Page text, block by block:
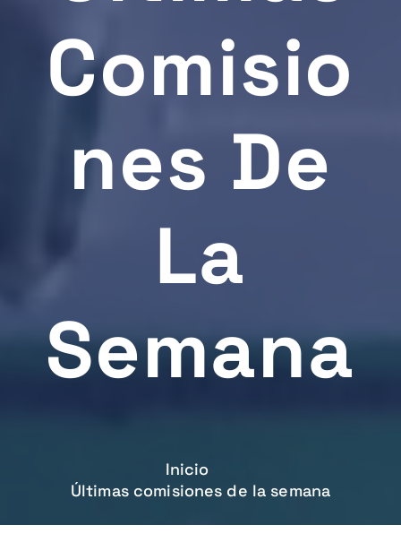
Comisio
Nes De
La
Semana
Inicio
Últimas comisiones de la semana